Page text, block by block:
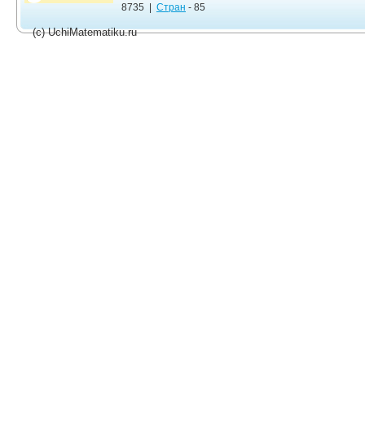
8735 | Стран - 85
(c) UchiMatematiku.ru